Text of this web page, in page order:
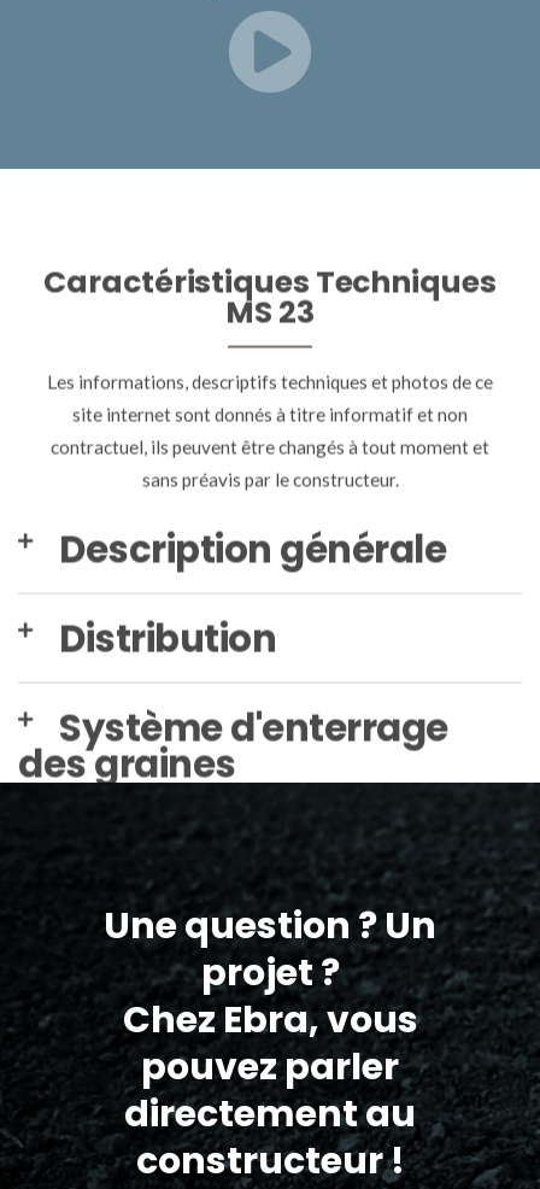
Les informations, descriptifs techniques et photos de ce
site internet sont donnés à titre informatif et non
contractuel, ils peuvent être changés à tout moment et
sans préavis par le constructeur.
Description générale
Distribution
Système d'enterrage
des graines
Une question ? Un
projet ?
Chez Ebra, vous
pouvez parler
directement au
constructeur !